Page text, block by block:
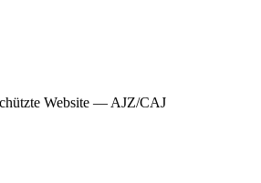
Website — AJZ/CAJ